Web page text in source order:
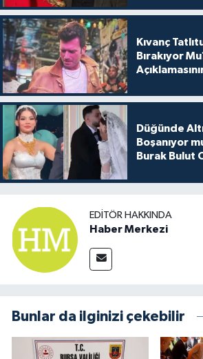
Kıvanç
Bırakıyor
Düğünde
Boşanıyor
Burak Bulut
EDITÖR HAKKINDA
Haber Merkezi
Bunlar da ilginizi çekebilir